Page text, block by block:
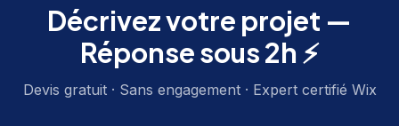
Décrivez votre projet —
Réponse sous 2h ⚡
Devis gratuit · Sans engagement · Expert certifié Wix